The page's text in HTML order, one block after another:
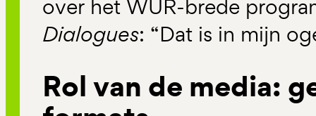
over het WUR-brede
Dialogues: “Dat is in mijn
Rol van de media: